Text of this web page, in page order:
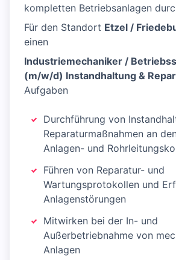
kompletten Betriebsanlagen
Für den Standort Etzel /
einen
Industriemechaniker /
(m/w/d) Instandhaltung &
Aufgaben
Durchführung von
Reparaturmaßnahmen an
Anlagen- und
Führen von Reparatur- und
Wartungsprotokollen und
Anlagenstörungen
Mitwirken bei der In- und
Außerbetriebnahme von
Anlagen